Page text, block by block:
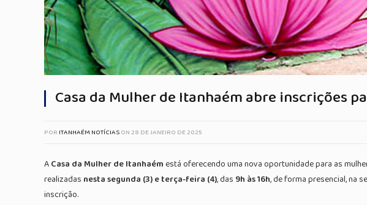
Casa da Mulher de Itanhaém abre inscrições
POR ITANHAÉM NOTÍCIASON28 DE JANEIRO DE 2025
ACasa da Mulher de Itanhaémestá oferecendo uma nova oportunidade para as
realizadas nesta segunda (3) e terça-feira (4), das 9h às 16h, de forma presencial, na
inscrição.